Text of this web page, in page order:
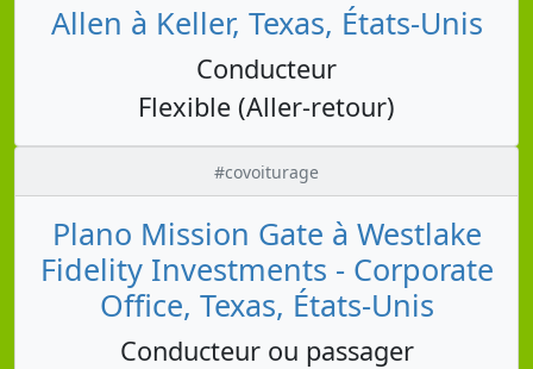
Allen à Keller, Texas, États-Unis
Conducteur
Flexible (Aller-retour)
#covoiturage
Plano Mission Gate à Westlake
Fidelity Investments - Corporate
Office, Texas, États-Unis
Conducteur ou passager